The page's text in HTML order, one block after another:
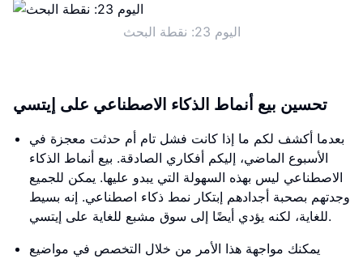
اليوم 23: نقطة البحث
تحسين بيع أنماط الذكاء الاصطناعي على إيتسي
بعدما أكشف لكم ما إذا كانت فشل تام أم حدثت معجزة في
الأسبوع الماضي، إليكم أفكاري الصادقة. بيع أنماط الذكاء
الاصطناعي ليس بهذه السهولة التي يبدو عليها. يمكن للجميع
وجدتهم بصحبة أجدادهم إبتكار نمط ذكاء اصطناعي. إنه بسيط
للغاية، لكنه يؤدي أيضًا إلى سوق مشبع للغاية على إيتسي.
يمكنك مواجهة هذا الأمر من خلال التخصص في مواضيع